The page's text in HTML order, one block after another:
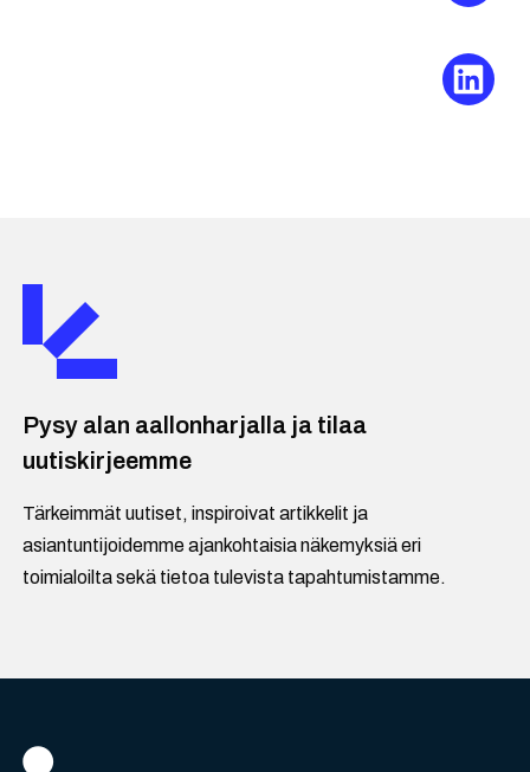
Pysy alan aallonharjalla ja tilaa
uutiskirjeemme
Tärkeimmät uutiset, inspiroivat artikkelit ja
asiantuntijoidemme ajankohtaisia näkemyksiä eri
toimialoilta sekä tietoa tulevista tapahtumistamme.